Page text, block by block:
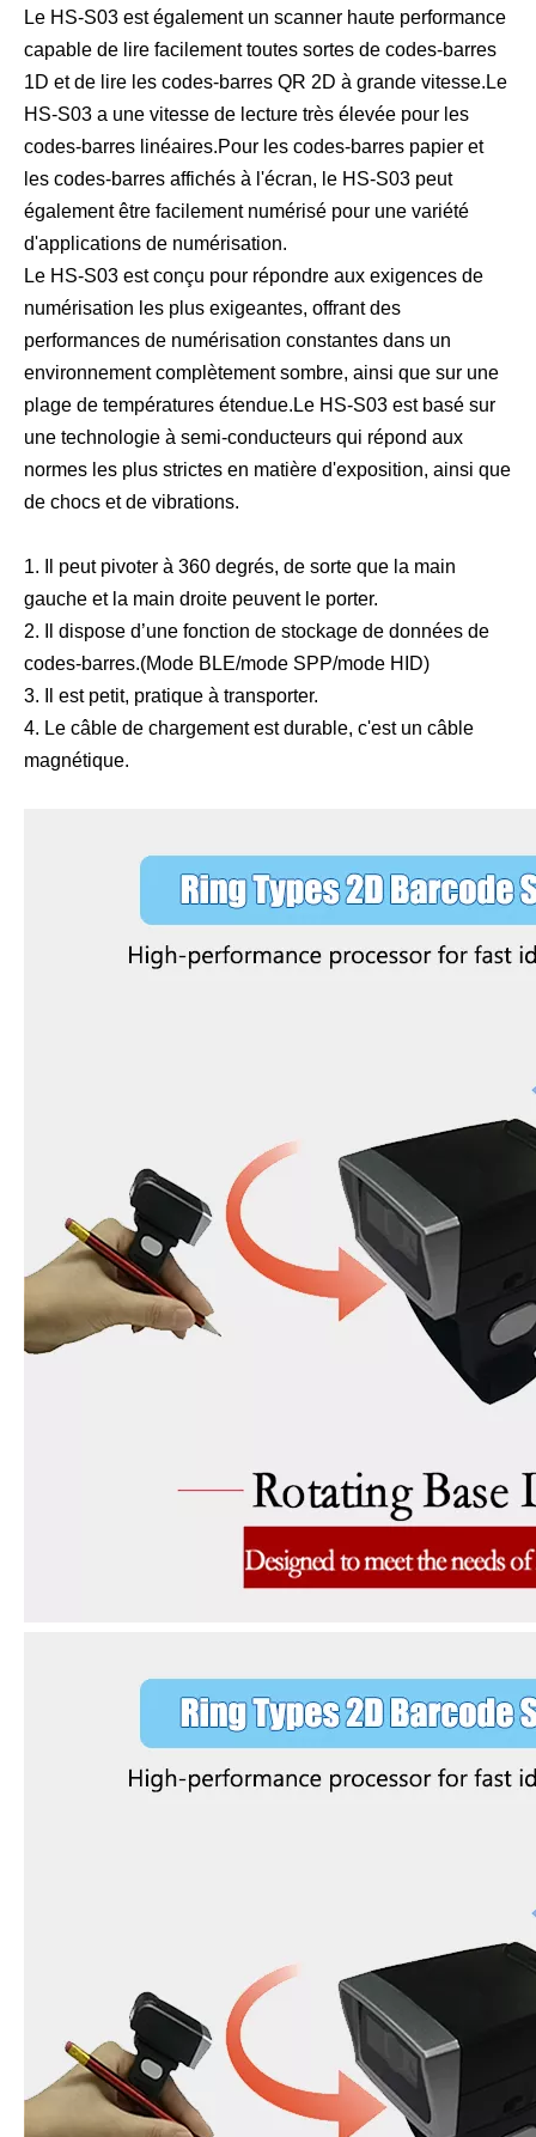
Le HS-S03 est également un scanner haute performance
capable de lire facilement toutes sortes de codes-barres
1D et de lire les codes-barres QR 2D à grande vitesse.Le
HS-S03 a une vitesse de lecture très élevée pour les
codes-barres linéaires.Pour les codes-barres papier et
les codes-barres affichés à l'écran, le HS-S03 peut
également être facilement numérisé pour une variété
d'applications de numérisation.
Le HS-S03 est conçu pour répondre aux exigences de
numérisation les plus exigeantes, offrant des
performances de numérisation constantes dans un
environnement complètement sombre, ainsi que sur une
plage de températures étendue.Le HS-S03 est basé sur
une technologie à semi-conducteurs qui répond aux
normes les plus strictes en matière d'exposition, ainsi que
de chocs et de vibrations.
1. Il peut pivoter à 360 degrés, de sorte que la main
gauche et la main droite peuvent le porter.
2. Il dispose d’une fonction de stockage de données de
codes-barres.(Mode BLE/mode SPP/mode HID)
3. Il est petit, pratique à transporter.
4. Le câble de chargement est durable, c'est un câble
magnétique.